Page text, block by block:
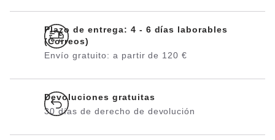
Plazo de entrega: 4 - 6 días laborables
(Correos)
Envío gratuito: a partir de 120 €
Devoluciones gratuitas
30 días de derecho de devolución